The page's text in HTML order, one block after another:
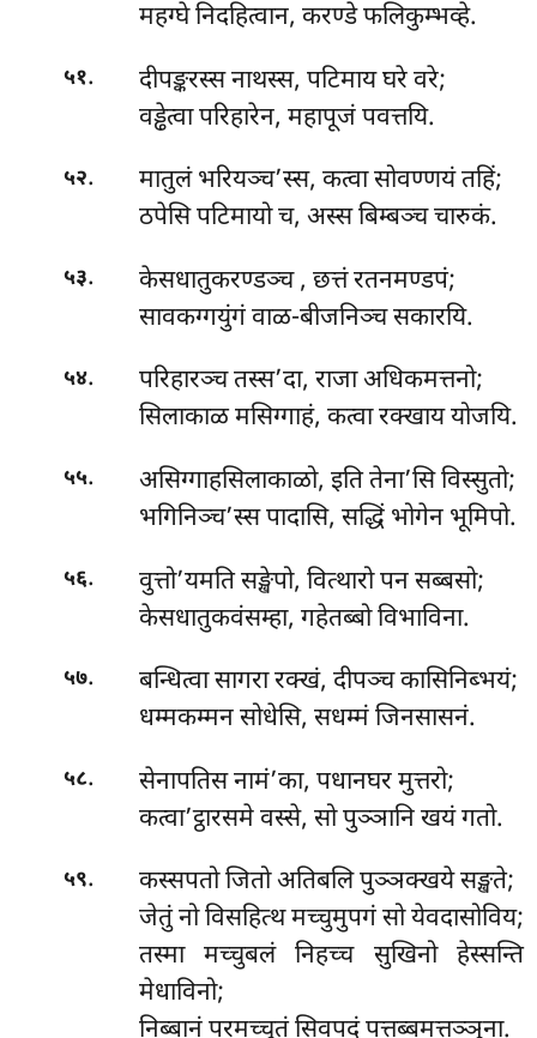
महग्घे निदहित्वान, करण्डे फलिकुम्भव्हे.
५१.
दीपङ्करस्स नाथस्स, पटिमाय घरे वरे;
वड्ढेत्वा परिहारेन, महापूजं पवत्तयि.
५२.
मातुलं भरियञ्च’स्स, कत्वा सोवण्णयं तहिं;
ठपेसि पटिमायो च, अस्स बिम्बञ्च चारुकं.
५३. केसधातुकरण्डञ्च, छत्तं रतनमण्डपं;
सावकग्गयुंगं वाळ-बीजनिञ्च सकारयि.
५४.
परिहारञ्च तस्स’दा, राजा अधिकमत्तनो;
सिलाकाळ मसिग्गाहं, कत्वा रक्खाय योजयि.
५५.
असिग्गाहसिलाकाळो, इति तेना’सि विस्सुतो;
भगिनिञ्च’स्स पादासि, सद्धिं भोगेन भूमिपो.
५६.
वुत्तो’यमति सङ्खेपो, वित्थारो पन सब्बसो;
केसधातुकवंसम्हा, गहेतब्बो विभाविना.
५७.
बन्धित्वा सागरा रक्खं, दीपञ्च कासिनिब्भयं;
धम्मकम्मन सोधेसि, सधम्मं जिनसासनं.
५८.
सेनापतिस नामं’का, पधानघर मुत्तरो;
कत्वा’ट्ठारसमे वस्से, सो पुञ्ञानि खयं गतो.
५९.
कस्सपतो जितो अतिबलि पुञ्ञक्खये सङ्खते;
जेतुं नो विसहित्थ मच्चुमुपगं सो येवदासोविय;
तस्मा मच्चुबलं निहच्च सुखिनो हेस्सन्ति
मेधाविनो;
निब्बानं परमच्चुतं सिवपदं पत्तब्बमत्तञ्ञुना.